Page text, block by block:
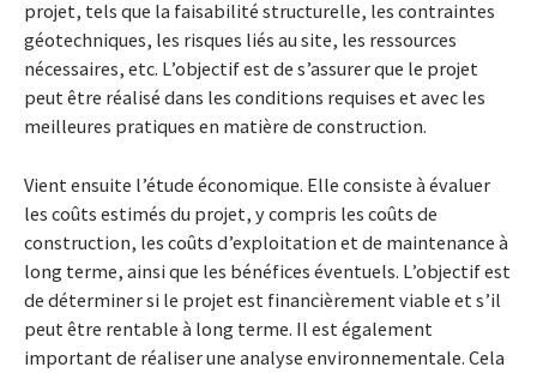
projet, tels que la faisabilité structurelle, les contraintes
géotechniques, les risques liés au site, les ressources
nécessaires, etc. L’objectif est de s’assurer que le projet
peut être réalisé dans les conditions requises et avec les
meilleures pratiques en matière de construction.
Vient ensuite l’étude économique. Elle consiste à évaluer
les coûts estimés du projet, y compris les coûts de
construction, les coûts d’exploitation et de maintenance à
long terme, ainsi que les bénéfices éventuels. L’objectif est
de déterminer si le projet est financièrement viable et s’il
peut être rentable à long terme. Il est également
important de réaliser une analyse environnementale. Cela